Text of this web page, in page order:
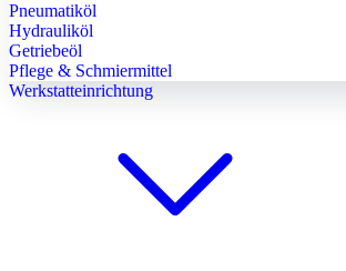
Pneumatiköl
Hydrauliköl
Getriebeöl
Pflege & Schmiermittel
Werkstatteinrichtung